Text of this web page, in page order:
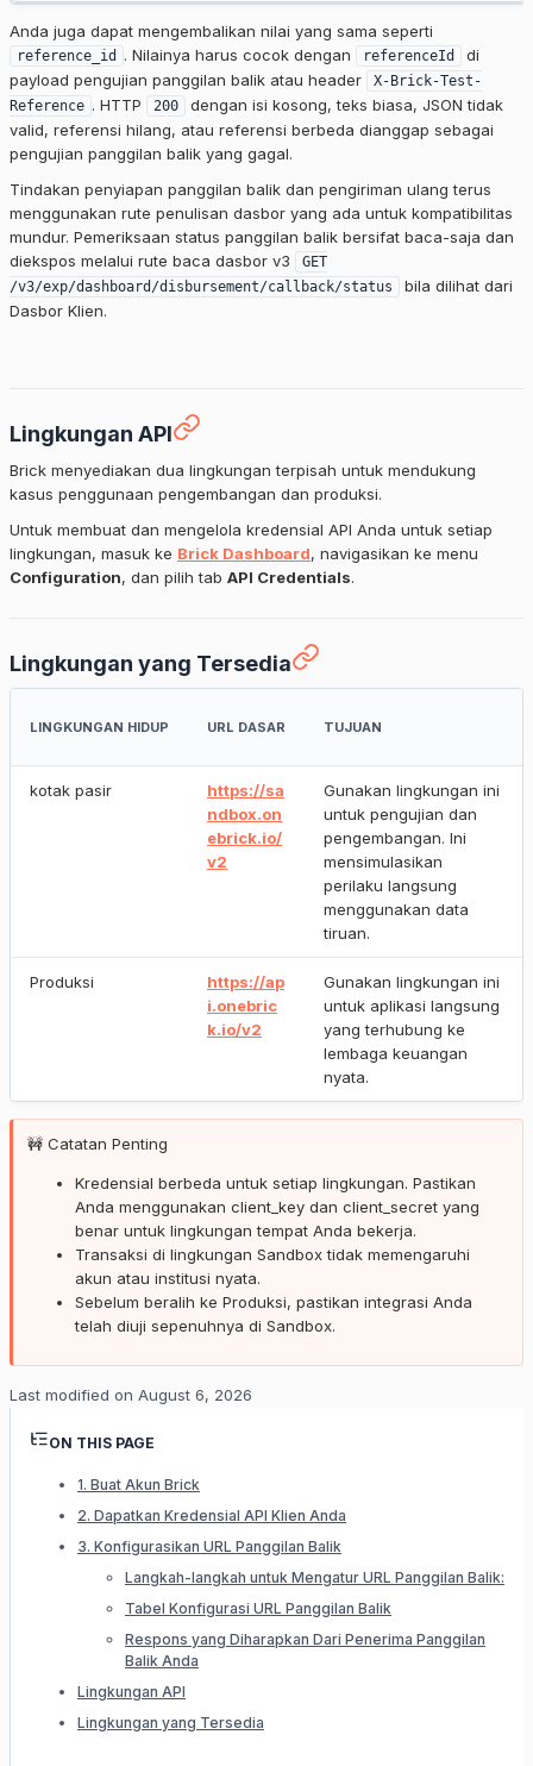
Anda juga dapat mengembalikan nilai yang sama seperti
reference_id . Nilainya harus cocok dengan referenceId
di
payload pengujian panggilan balik atau header
X-Brick-Test-
Reference . HTTP 200
dengan isi kosong, teks biasa, JSON tidak
valid, referensi hilang, atau referensi berbeda dianggap sebagai
pengujian panggilan balik yang gagal.
Tindakan penyiapan panggilan balik dan pengiriman ulang terus
menggunakan rute penulisan dasbor yang ada untuk kompatibilitas
mundur. Pemeriksaan status panggilan balik bersifat baca-saja dan
diekspos melalui rute baca dasbor v3
GET
/v3/exp/dashboard/disbursement/callback/status
bila dilihat dari
Dasbor Klien.
Lingkungan API
Brick menyediakan dua lingkungan terpisah untuk mendukung
kasus penggunaan pengembangan dan produksi.
Untuk membuat dan mengelola kredensial API Anda untuk setiap
lingkungan, masuk ke Brick Dashboard, navigasikan ke menu
Configuration, dan pilih tab API Credentials.
Lingkungan yang Tersedia
LINGKUNGAN HIDUP URL DASAR TUJUAN
kotak pasir
https://sa
ndbox.on
ebrick.io/
v2
Gunakan lingkungan ini
untuk pengujian dan
pengembangan. Ini
mensimulasikan
perilaku langsung
menggunakan data
tiruan.
Produksi
https://ap
i.onebric
k.io/v2
Gunakan lingkungan ini
untuk aplikasi langsung
yang terhubung ke
lembaga keuangan
nyata.
🚧 Catatan Penting
Kredensial berbeda untuk setiap lingkungan. Pastikan
Anda menggunakan client_key dan client_secret yang
benar untuk lingkungan tempat Anda bekerja.
Transaksi di lingkungan Sandbox tidak memengaruhi
akun atau institusi nyata.
Sebelum beralih ke Produksi, pastikan integrasi Anda
telah diuji sepenuhnya di Sandbox.
Last modified on August 6, 2026
ON THIS PAGE
1. Buat Akun Brick
2. Dapatkan Kredensial API Klien Anda
3. Konfigurasikan URL Panggilan Balik
Langkah-langkah untuk Mengatur URL Panggilan Balik:
Tabel Konfigurasi URL Panggilan Balik
Respons yang Diharapkan Dari Penerima Panggilan
Balik Anda
Lingkungan API
Lingkungan yang Tersedia